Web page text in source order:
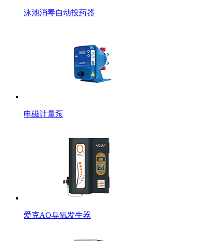
泳池消毒自动投药器
电磁计量泵
爱克AO臭氧发生器